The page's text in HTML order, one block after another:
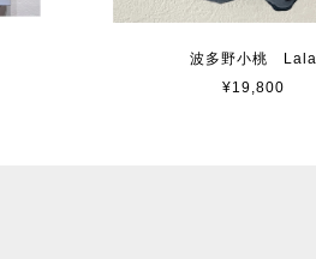
波多野小桃 Lala
¥19,800